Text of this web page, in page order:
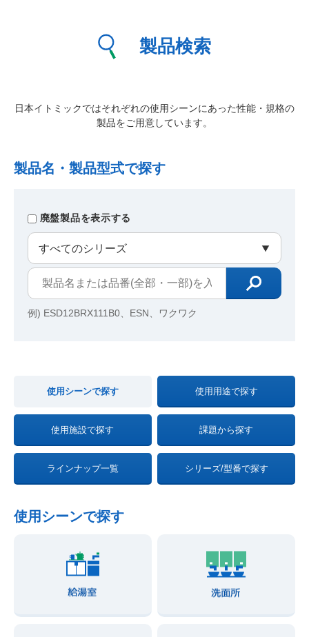
製品検索
日本イトミックではそれぞれの使用シーンにあった性能・規格の
製品をご用意しています。
製品名・製品型式で探す
廃盤製品を表示する
例) ESD12BRX111B0、ESN、ワクワク
使用シーンで探す 使用用途で探す
使用施設で探す 課題から探す
ラインナップ一覧 シリーズ/型番で探す
使用シーンで探す